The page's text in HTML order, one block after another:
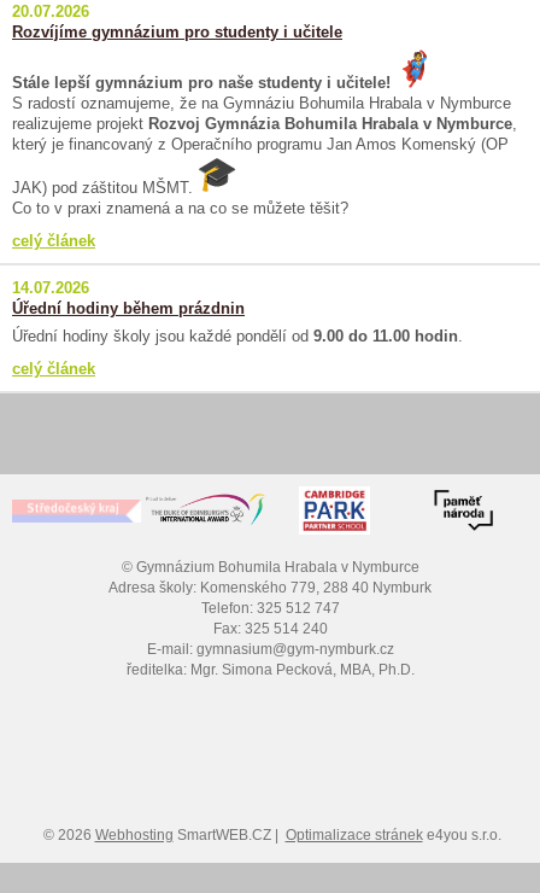
20.07.2026
Rozvíjíme gymnázium pro studenty i učitele
Stále lepší gymnázium pro naše studenty i učitele!
S radostí oznamujeme, že na Gymnáziu Bohumila Hrabala v Nymburce
realizujeme projekt Rozvoj Gymnázia Bohumila Hrabala v Nymburce
který je financovaný z Operačního programu Jan Amos Komenský (OP
JAK) pod záštitou MŠMT.
Co to v praxi znamená a na co se můžete těšit?
celý článek
14.07.2026
Úřední hodiny během prázdnin
Úřední hodiny školy jsou každé pondělí od 9.00 do 11.00 hodin
celý článek
© Gymnázium Bohumila Hrabala v Nymburce
Adresa školy: Komenského 779, 288 40 Nymburk
Telefon: 325 512 747
Fax: 325 514 240
E-mail: gymnasium@gym-nymburk.cz
ředitelka: Mgr. Simona Pecková, MBA, Ph.D.
© 2026 Webhosting SmartWEB.CZ | Optimalizace stráneke4you s.r.o.